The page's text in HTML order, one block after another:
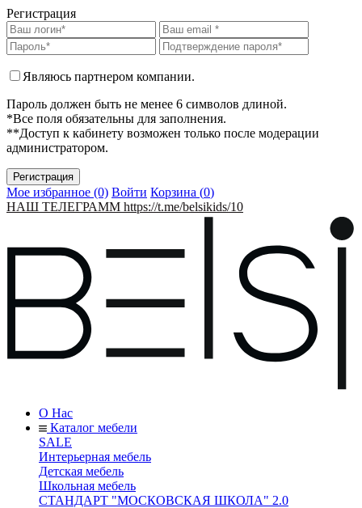
Регистрация
Являюсь партнером компании.
Пароль должен быть не менее 6 символов длиной.
*Все поля обязательны для заполнения.
**Доступ к кабинету возможен только после модерации
администратором.
Мое избранное (0) Войти Корзина (0)
НАШ ТЕЛЕГРАММ https://t.me/belsikids/10
О Нас
Каталог мебели
SALE
Интерьерная мебель
Детская мебель
Школьная мебель
СТАНДАРТ "МОСКОВСКАЯ ШКОЛА" 2.0